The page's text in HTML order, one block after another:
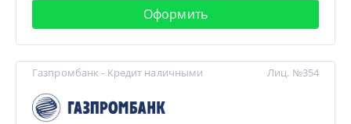
Оформить
Газпромбанк - Кредит наличными Лиц. №354